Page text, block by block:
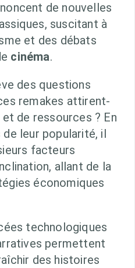
de nouvelles
suscitant à
et des débats
cinéma.
des questions
remakes attirent-
de ressources ? En
leur popularité, il
facteurs
allant de la
économiques
technologiques
permettent
des histoires